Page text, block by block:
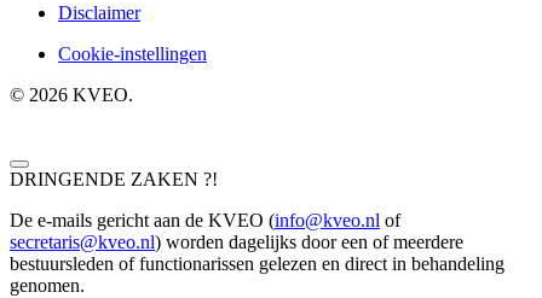
Disclaimer
Cookie-instellingen
© 2026 KVEO.
DRINGENDE ZAKEN ?!
De e-mails gericht aan de KVEO (info@kveo.nl of
secretaris@kveo.nl) worden dagelijks door een of meerdere
bestuursleden of functionarissen gelezen en direct in behandeling
genomen.